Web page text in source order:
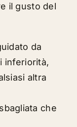
il gusto del
da
inferiorità,
altra
che